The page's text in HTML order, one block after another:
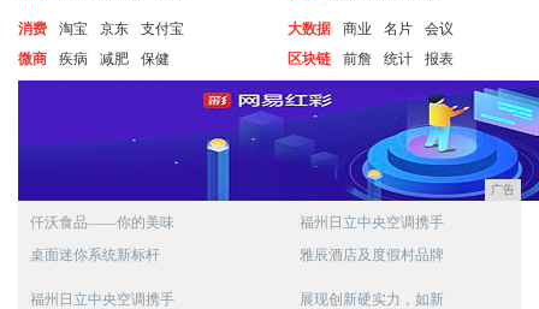
消费 淘宝 京东
支付宝
微商
疾病 减肥 保健
大数据 商业 名片
会议
区块链
前詹 统计 报表
广告
仟沃食品——你的美味
桌面迷你系统新标杆
福州日立中央空调携手
雅辰酒店及度假村品牌
福州日立中央空调携手
展现创新硬实力，如新